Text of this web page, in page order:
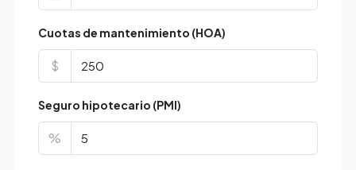
Cuotas de mantenimiento (HOA)
$
Seguro hipotecario (PMI)
%